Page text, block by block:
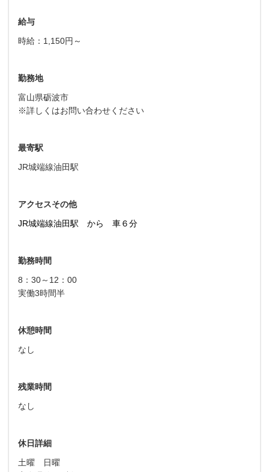
給与
時給：1,150円～
勤務地
富山県砺波市
※詳しくはお問い合わせください
最寄駅
JR城端線油田駅
アクセスその他
JR城端線油田駅 から 車６分
勤務時間
8：30～12：00
実働3時間半
休憩時間
なし
残業時間
なし
休日詳細
土曜 日曜